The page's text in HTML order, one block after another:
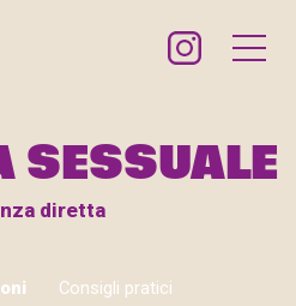
SESSUALE
diretta
Consigli pratici